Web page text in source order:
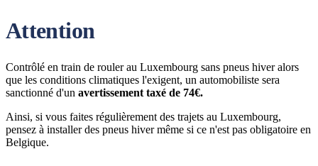
Attention
Contrôlé en train de rouler au Luxembourg sans pneus hiver alors
que les conditions climatiques l'exigent, un automobiliste sera
sanctionné d'un avertissement taxé de 74€.
Ainsi, si vous faites régulièrement des trajets au Luxembourg,
pensez à installer des pneus hiver même si ce n'est pas obligatoire en
Belgique.